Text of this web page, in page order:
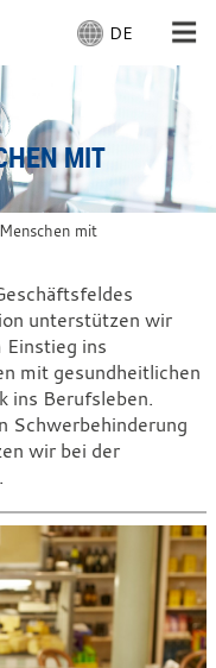
S
p
r
a
c
h
e
a
w
ä
h
l
e
n
:
DE
MIT
mit
unterstützen wir
Einstieg ins
mit gesundheitlichen
ins Berufsleben.
Schwerbehinderung
wir bei der